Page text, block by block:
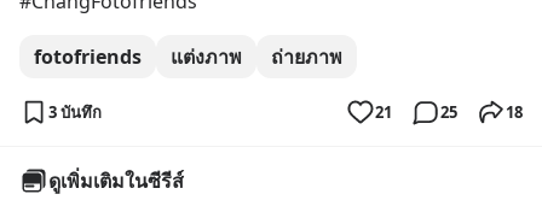
fotofriends แต่งภาพ ถ่ายภาพ
3 บันทึก 21 25 18
ดูเพิ่มเติมในซีรีส์